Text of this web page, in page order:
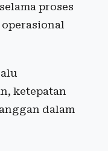
proses
ketepatan
dalam